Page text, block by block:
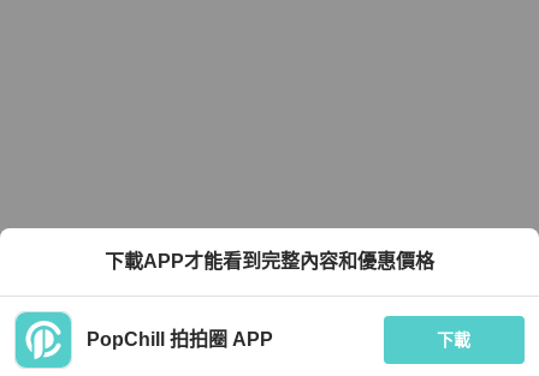
下載APP才能看到完整內容和優惠價格
PopChill 拍拍圈 APP 下載